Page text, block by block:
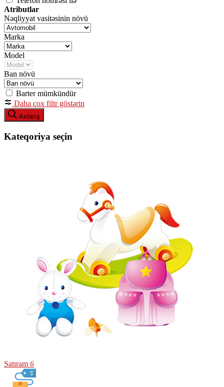
Atributlar
Nəqliyyat vasitəsinin növü
Marka
Model
Ban növü
Barter mümkündür
Daha çox filtr göstərin
Axtarış
Kateqoriya seçin
Satıram 6